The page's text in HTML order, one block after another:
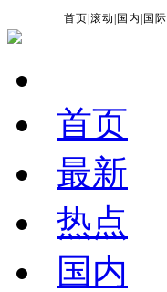
首页 |滚动 国内 国际
首页
最新
热点
国内